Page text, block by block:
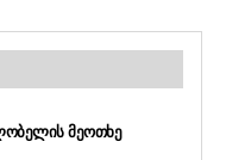
ᲛᲔᲝᲗᲮᲔ